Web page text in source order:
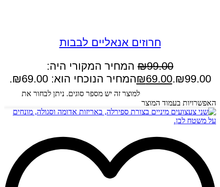
חרוזים אנאליים לבבות
₪99.00
המחיר המקורי היה:
₪99.00.
₪69.00 המחיר הנוכחי הוא: ₪69.00.
למוצר זה יש מספר סוגים. ניתן לבחור את
האפשרויות בעמוד המוצר